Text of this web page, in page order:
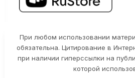
При любом использовании
обязательна. Цитирование в
при наличии гиперссылки на
которой